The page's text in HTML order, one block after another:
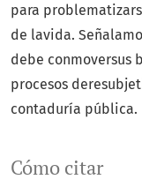
Cómo citar
para
de lavida.
debe conmoversus
procesos
contaduría pública.